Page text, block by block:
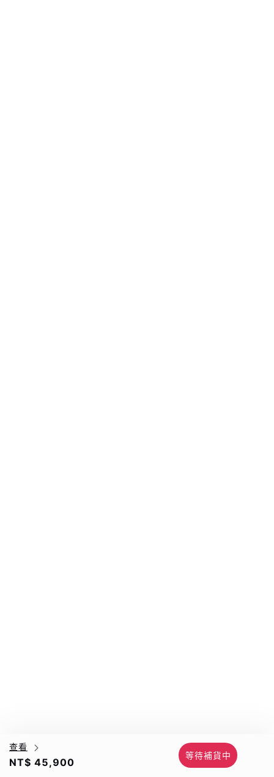
查看
NT$ 45,900
等待補貨中